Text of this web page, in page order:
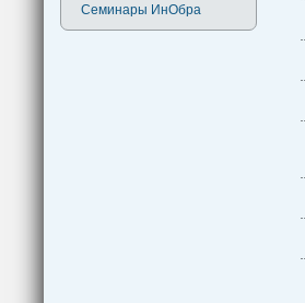
Семинары ИнОбра